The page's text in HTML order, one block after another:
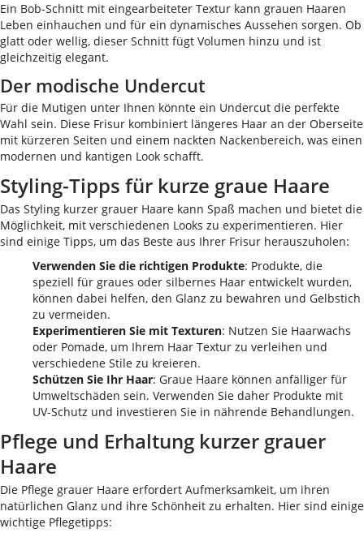
Ein Bob-Schnitt mit eingearbeiteter Textur kann grauen Haaren
Leben einhauchen und für ein dynamisches Aussehen sorgen. Ob
glatt oder wellig, dieser Schnitt fügt Volumen hinzu und ist
gleichzeitig elegant.
Der modische Undercut
Für die Mutigen unter Ihnen könnte ein Undercut die perfekte
Wahl sein. Diese Frisur kombiniert längeres Haar an der Oberseite
mit kürzeren Seiten und einem nackten Nackenbereich, was einen
modernen und kantigen Look schafft.
Styling-Tipps für kurze graue Haare
Das Styling kurzer grauer Haare kann Spaß machen und bietet die
Möglichkeit, mit verschiedenen Looks zu experimentieren. Hier
sind einige Tipps, um das Beste aus Ihrer Frisur herauszuholen:
Verwenden Sie die richtigen Produkte: Produkte, die
speziell für graues oder silbernes Haar entwickelt wurden,
können dabei helfen, den Glanz zu bewahren und Gelbstich
zu vermeiden.
Experimentieren Sie mit Texturen: Nutzen Sie Haarwachs
oder Pomade, um Ihrem Haar Textur zu verleihen und
verschiedene Stile zu kreieren.
Schützen Sie Ihr Haar: Graue Haare können anfälliger für
Umweltschäden sein. Verwenden Sie daher Produkte mit
UV-Schutz und investieren Sie in nährende Behandlungen.
Pflege und Erhaltung kurzer grauer
Haare
Die Pflege grauer Haare erfordert Aufmerksamkeit, um ihren
natürlichen Glanz und ihre Schönheit zu erhalten. Hier sind einige
wichtige Pflegetipps: